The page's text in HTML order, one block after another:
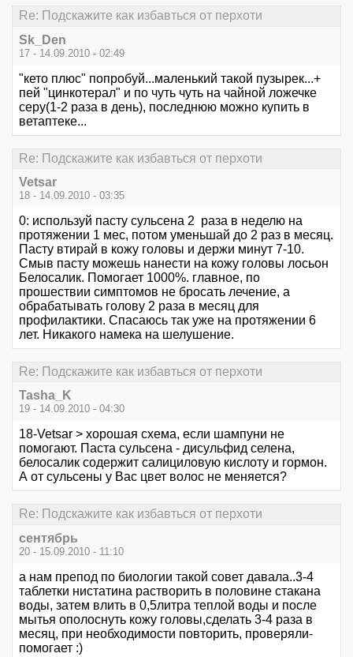
Re: Подскажите как избавться от перхоти
Sk_Den
17 - 14.09.2010 - 02:49
"кето плюс" попробуй...маленький такой пузырек...+
пей "цинкотерал" и по чуть чуть на чайной ложечке
серу(1-2 раза в день), последнюю можно купить в
ветаптеке...
Re: Подскажите как избавться от перхоти
Vetsar
18 - 14.09.2010 - 03:35
0: используй пасту сульсена 2 раза в неделю на
протяжении 1 мес, потом уменьшай до 2 раз в месяц.
Пасту втирай в кожу головы и держи минут 7-10.
Смыв пасту можешь нанести на кожу головы лосьон
Белосалик. Помогает 1000%. главное, по
прошествии симптомов не бросать лечение, а
обрабатывать голову 2 раза в месяц для
профилактики. Спасаюсь так уже на протяжении 6
лет. Никакого намека на шелушение.
Re: Подскажите как избавться от перхоти
Tasha_K
19 - 14.09.2010 - 04:30
18-Vetsar > хорошая схема, если шампуни не
помогают. Паста сульсена - дисульфид селена,
белосалик содержит салициловую кислоту и гормон.
А от сульсены у Вас цвет волос не меняется?
Re: Подскажите как избавться от перхоти
сентябрь
20 - 15.09.2010 - 11:10
а нам препод по биологии такой совет давала..3-4
таблетки нистатина растворить в половине стакана
воды, затем влить в 0,5литра теплой воды и после
мытья ополоснуть кожу головы,сделать 3-4 раза в
месяц, при необходимости повторить, проверяли-
помогает :)